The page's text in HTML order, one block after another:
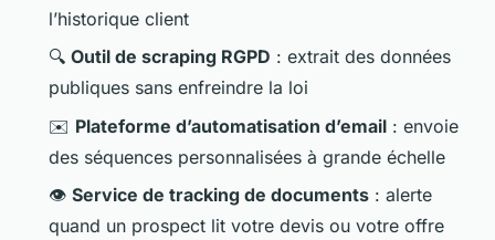
l’historique client
🔍 Outil de scraping RGPD : extrait des données
publiques sans enfreindre la loi
✉️ Plateforme d’automatisation d’email : envoie
des séquences personnalisées à grande échelle
👁️ Service de tracking de documents : alerte
quand un prospect lit votre devis ou votre offre